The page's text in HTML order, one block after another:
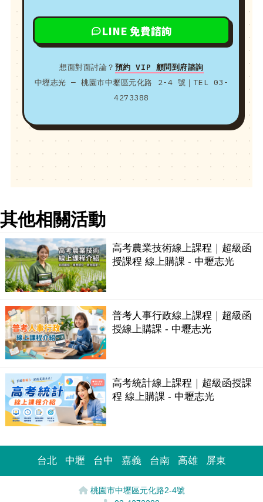
LINE 免費諮詢
想面對面討論？ 預約 VIP 顧問到府諮詢
中壢志光 — 桃園市中壢區元化路 2-4 號｜TEL 03-
4273388
其他相關活動
高考農業技術線上課程｜超級函
授課程 線上購課 - 中壢志光
普考人事行政線上課程｜超級函
授線上購課 - 中壢志光
高考統計線上課程｜超級函授課
程 線上購課 - 中壢志光
台北 中壢 台中 嘉義 台南 高雄 屏東
桃園市中壢區元化路2-4號